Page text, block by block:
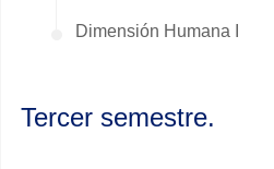
Dimensión Humana I
Tercer semestre.